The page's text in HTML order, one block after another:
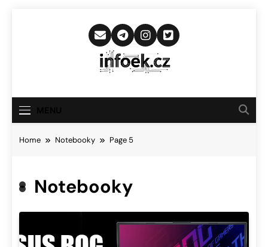
Infoek.cz
Novinkám
Home Notebooky Page 5
Notebooky